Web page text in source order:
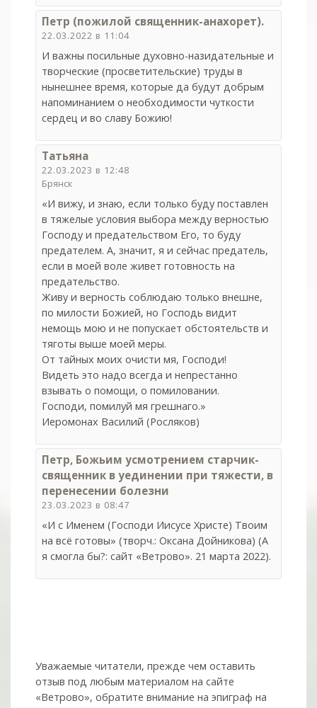
Петр (пожилой священник-анахорет).
22.03.2022 в 11:04
И важны посильные духовно-назидательные и
творческие (просветительские) труды в
нынешнее время, которые да будут добрым
напоминанием о необходимости чуткости
сердец и во славу Божию!
Татьяна
22.03.2023 в 12:48
Брянск
«И вижу, и знаю, если только буду поставлен
в тяжелые условия выбора между верностью
Господу и предательством Его, то буду
предателем. А, значит, я и сейчас предатель,
если в моей воле живет готовность на
предательство.
Живу и верность соблюдаю только внешне,
по милости Божией, но Господь видит
немощь мою и не попускает обстоятельств и
тяготы выше моей меры.
От тайных моих очисти мя, Господи!
Видеть это надо всегда и непрестанно
взывать о помощи, о помиловании.
Господи, помилуй мя грешнаго.»
Иеромонах Василий (Росляков)
Петр, Божьим усмотрением старчик-
священник в уединении при тяжести, в
перенесении болезни
23.03.2023 в 08:47
«И с Именем (Господи Иисусе Христе) Твоим
на всё готовы» (творч.: Оксана Дойникова) (А
я смогла бы?: сайт «Ветрово». 21 марта 2022).
Уважаемые читатели, прежде чем оставить
отзыв под любым материалом на сайте
«Ветрово», обратите внимание на эпиграф на